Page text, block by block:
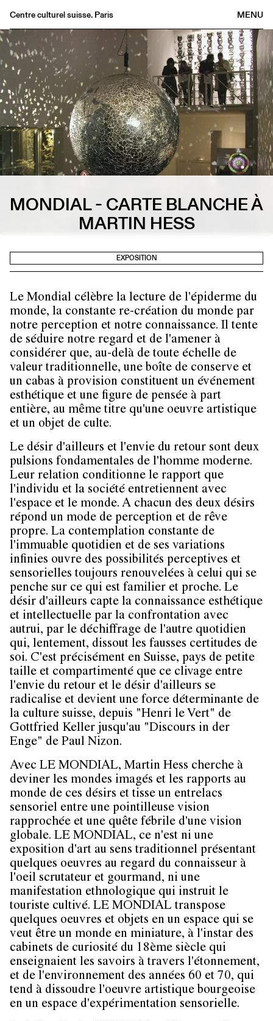
MENU
Centre culturel suisse. Paris
Agenda
Librairie
Buvette
Archives
Médiathèque
Éditions
Informations
FR/EN
MONDIAL - CARTE BLANCHE À
MARTIN HESS
EXPOSITION
Le Mondial célèbre la lecture de l'épiderme du
monde, la constante re-création du monde par
notre perception et notre connaissance. Il tente
de séduire notre regard et de l'amener à
considérer que, au-delà de toute échelle de
valeur traditionnelle, une boîte de conserve et
un cabas à provision constituent un événement
esthétique et une figure de pensée à part
entière, au même titre qu'une oeuvre artistique
et un objet de culte.
Le désir d'ailleurs et l'envie du retour sont deux
pulsions fondamentales de l'homme moderne.
Leur relation conditionne le rapport que
l'individu et la société entretiennent avec
l'espace et le monde. A chacun des deux désirs
répond un mode de perception et de rêve
propre. La contemplation constante de
l'immuable quotidien et de ses variations
infinies ouvre des possibilités perceptives et
sensorielles toujours renouvelées à celui qui se
penche sur ce qui est familier et proche. Le
désir d'ailleurs capte la connaissance esthétique
et intellectuelle par la confrontation avec
autrui, par le déchiffrage de l'autre quotidien
qui, lentement, dissout les fausses certitudes de
soi. C'est précisément en Suisse, pays de petite
taille et compartimenté que ce clivage entre
l'envie du retour et le désir d'ailleurs se
radicalise et devient une force déterminante de
la culture suisse, depuis "Henri le Vert" de
Gottfried Keller jusqu'au "Discours in der
Enge" de Paul Nizon.
Avec LE MONDIAL, Martin Hess cherche à
deviner les mondes imagés et les rapports au
monde de ces désirs et tisse un entrelacs
sensoriel entre une pointilleuse vision
rapprochée et une quête fébrile d'une vision
globale. LE MONDIAL, ce n'est ni une
exposition d'art au sens traditionnel présentant
quelques oeuvres au regard du connaisseur à
l'oeil scrutateur et gourmand, ni une
manifestation ethnologique qui instruit le
touriste cultivé. LE MONDIAL transpose
quelques oeuvres et objets en un espace qui se
veut être un monde en miniature, à l'instar des
cabinets de curiosité du 18ème siècle qui
enseignaient les savoirs à travers l'étonnement,
et de l'environnement des années 60 et 70, qui
tend à dissoudre l'oeuvre artistique bourgeoise
en un espace d'expérimentation sensorielle.